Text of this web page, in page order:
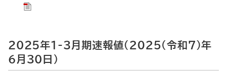
2025年1-3月期速報値（2025（令和7）年
6月30日）